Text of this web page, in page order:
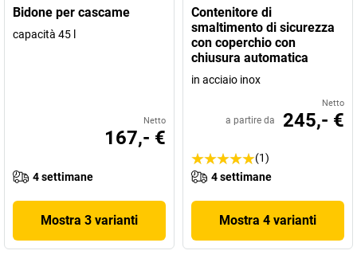
Bidone per cascame
capacità 45 l
Netto
167,- €
4 settimane
Mostra 3 varianti
Contenitore di
smaltimento di sicurezza
con coperchio con
chiusura automatica
in acciaio inox
Netto
a partire da 245,- €
(1)
4 settimane
Mostra 4 varianti